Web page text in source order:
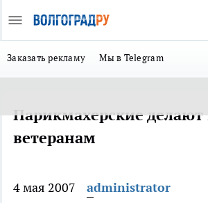
Заказать рекламу Мы в Telegram
Парикмахерские делают
ветеранам
4 мая 2007
administrator